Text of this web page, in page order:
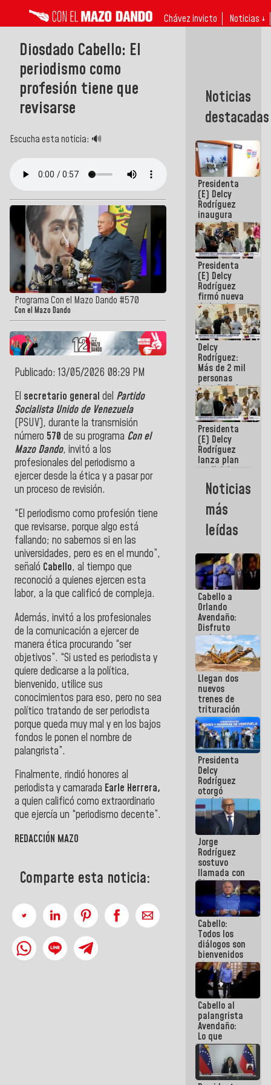
Chávez invicto Noticias ↓
Diosdado Cabello: El
periodismo como
profesión tiene que
revisarse
Escucha esta noticia: 🔊
Programa Con el Mazo Dando #570
Con el Mazo Dando
Publicado: 13/05/2026 08:29 PM
El secretario general del Partido
Socialista Unido de Venezuela
(PSUV), durante la transmisión
número 570 de su programa Con el
Mazo Dando, invitó a los
profesionales del periodismo a
ejercer desde la ética y a pasar por
un proceso de revisión.
“El periodismo como profesión tiene
que revisarse, porque algo está
fallando; no sabemos si en las
universidades, pero es en el mundo”,
señaló Cabello, al tiempo que
reconoció a quienes ejercen esta
labor, a la que calificó de compleja.
Además, invitó a los profesionales
de la comunicación a ejercer de
manera ética procurando “ser
objetivos”. “Si usted es periodista y
quiere dedicarse a la política,
bienvenido, utilice sus
conocimientos para eso, pero no sea
político tratando de ser periodista
porque queda muy mal y en los bajos
fondos le ponen el nombre de
palangrista”.
Finalmente, rindió honores al
periodista y camarada Earle Herrera,
a quien calificó como extraordinario
que ejercía un “periodismo decente”.
REDACCIÓN MAZO
Comparte esta noticia:
Noticias
destacadas
Presidenta
(E) Delcy
Rodríguez
inaugura
casa de los
Abuelos
Primavera
en Caracas
Presidenta
(E) Delcy
Rodríguez
firmó nueva
de Ley de
Arrendamiento
aprobada
por la AN
Delcy
Rodríguez:
Más de 2 mil
personas
beneficiadas
con planes
para
atención de
emergencia
sísmica en
la última
semana
Presidenta
(E) Delcy
Rodríguez
lanza plan
crediticio
con subsidio
a Juntas de
Condominio
Noticias
más
leídas
Cabello a
Orlando
Avendaño:
Disfruto
cada vez
que escribes
porque lo
que haces
es
embarrarla
Llegan dos
nuevos
trenes de
trituración
para
optimizar
manejo de
escombros
en La Guaira
Presidenta
Delcy
Rodríguez
otorgó
medalla
"Héroe de
Venezuela"
a servidores
públicos
Jorge
Rodríguez
sostuvo
llamada con
Dinorah
Figuera y
acuerdan
primer
encuentro
presencial
para el
diálogo
Cabello:
Todos los
diálogos son
bienvenidos
siempre que
estén en el
marco de la
Constitución
de la
República
Cabello al
palangrista
Avendaño:
Lo que
vayas a
escribir
hazlo hoy
por que no